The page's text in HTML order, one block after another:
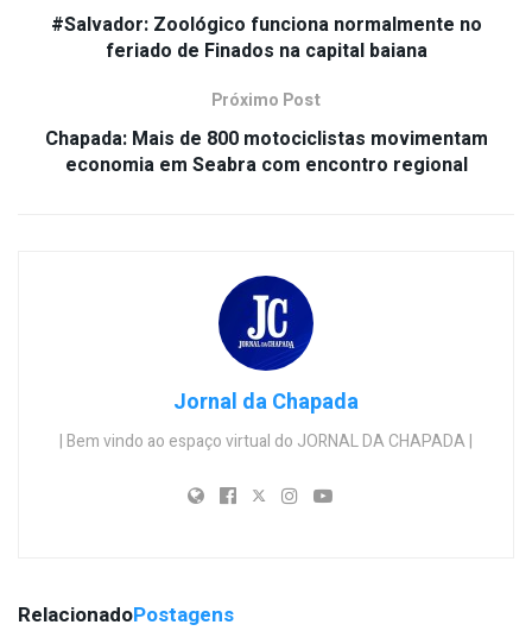
#Salvador: Zoológico funciona normalmente no
feriado de Finados na capital baiana
Próximo Post
Chapada: Mais de 800 motociclistas movimentam
economia em Seabra com encontro regional
Jornal da Chapada
| Bem vindo ao espaço virtual do JORNAL DA CHAPADA |
RelacionadoPostagens